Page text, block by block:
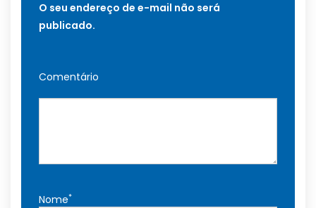
O seu endereço de e-mail não será
publicado.
Comentário
Nome*